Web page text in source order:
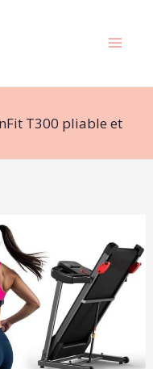
T300 pliable et